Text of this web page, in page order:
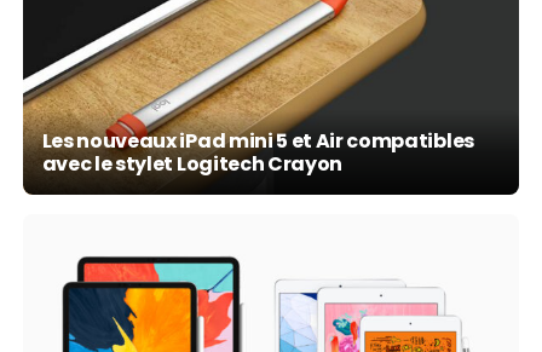
Les nouveaux iPad mini 5 et Air compatibles
avec le stylet Logitech Crayon